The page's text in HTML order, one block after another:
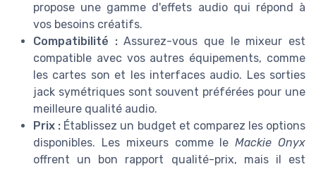
propose une gamme d'effets audio qui répond à
vos besoins créatifs.
Compatibilité :Assurez-vous que le mixeur est
compatible avec vos autres équipements, comme
les cartes son et les interfaces audio. Les sorties
jack symétriques sont souvent préférées pour une
meilleure qualité audio.
Prix : Établissez un budget et comparez les options
disponibles. Les mixeurs comme leMackie Onyx
offrent un bon rapport qualité-prix, mais il est